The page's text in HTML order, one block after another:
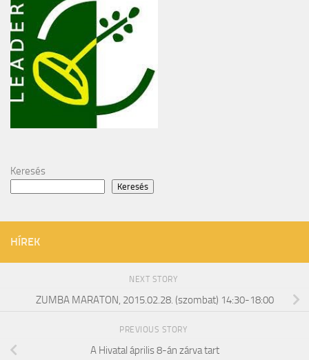
Keresés
Keresés
HÍREK
NEXT STORY
ZUMBA MARATON, 2015.02.28. (szombat) 14:30-18:00
PREVIOUS STORY
A Hivatal április 8-án zárva tart